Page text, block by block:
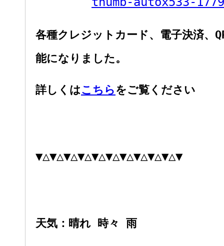
各種クレジットカード、電子決済、
能になりました。
詳しくはこちら をご覧ください
▼△▼△▼△▼△▼△▼△▼△▼△▼△▼△▼
天気：晴れ 時々 雨